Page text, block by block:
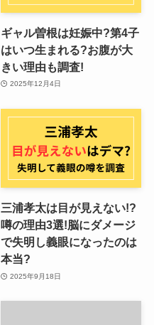
ギャル曽根は妊娠中?第4子
はいつ生まれる?お腹が大
きい理由も調査!
2025年12月4日
三浦孝太は目が見えない!?
噂の理由3選!脳にダメージ
で失明し義眼になったのは
本当?
2025年9月18日